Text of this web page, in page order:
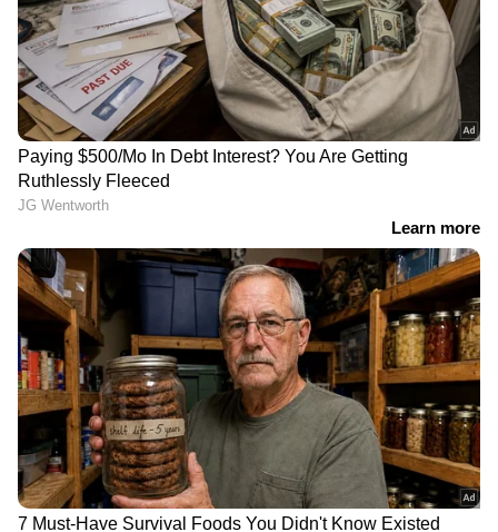
പ്ലാറ്റ്‌ഫോമുകൾ ഉപയോഗിക്കുന്നു. അവർക്ക്
സൗജന്യ ഭക്ഷണവും സൗജന്യ ഷോപ്പിംഗും
ലഭിക്കുന്നു, ഒരു സിമ്പിൽ ചുറ്റിക്കറങ്ങുന്നതിന്
മണിക്കൂറിൽ ഏകദേശം 1,000 രൂപ ലഭിക്കുന്നു.
അവൾ വൈകാരിക കാർഡ് പോലും കളിച്ചു,
ഒടുവിൽ അയാൾ അവളുടെ ഷോപ്പിംഗിന് പണം
നൽകി. ചിലപ്പോൾ അവർക്ക് ഒരു ദിവസം 3 - 4
ബുക്കിംഗുകൾ ലഭിക്കും, ഇതിൽ അവരുടെ
എല്ലാ ഭക്ഷണവും പ്രതിമാസ ഷോപ്പിംഗും
ഉൾക്കൊള്ളുന്നു, കൂടാതെ അവർക്ക് ഒരു
ദിവസം ഏകദേശം 6 മുതൽ 7,000 രൂപ വരെ
സമ്പാദിക്കാൻ കഴിയുന്നു." എന്നായിരുന്നു മിക്കു
എക്സിൽ എഴുതിയത്.